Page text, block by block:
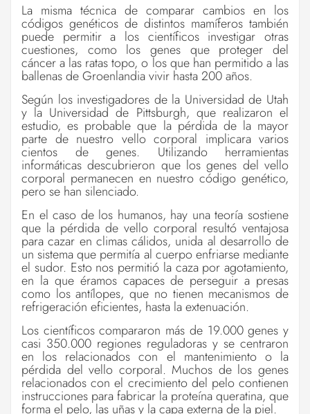
La misma técnica de comparar cambios en los
códigos genéticos de distintos mamíferos también
puede permitir a los científicos investigar otras
cuestiones, como los genes que proteger del
cáncer a las ratas topo, o los que han permitido a las
ballenas de Groenlandia vivir hasta 200 años.
Según los investigadores de la Universidad de Utah
y la Universidad de Pittsburgh, que realizaron el
estudio, es probable que la pérdida de la mayor
parte de nuestro vello corporal implicara varios
cientos de genes. Utilizando herramientas
informáticas descubrieron que los genes del vello
corporal permanecen en nuestro código genético,
pero se han silenciado.
En el caso de los humanos, hay una teoría sostiene
que la pérdida de vello corporal resultó ventajosa
para cazar en climas cálidos, unida al desarrollo de
un sistema que permitía al cuerpo enfriarse mediante
el sudor. Esto nos permitió la caza por agotamiento,
en la que éramos capaces de perseguir a presas
como los antílopes, que no tienen mecanismos de
refrigeración eficientes, hasta la extenuación.
Los científicos compararon más de 19.000 genes y
casi 350.000 regiones reguladoras y se centraron
en los relacionados con el mantenimiento o la
pérdida del vello corporal. Muchos de los genes
relacionados con el crecimiento del pelo contienen
instrucciones para fabricar la proteína queratina, que
forma el pelo, las uñas y la capa externa de la piel.